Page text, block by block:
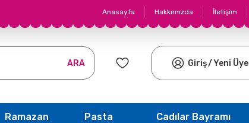
Anasayfa Hakkımızda İletişim
ARA Giriş/Yeni Üye
Ramazan
Pasta
Cadılar Bayramı